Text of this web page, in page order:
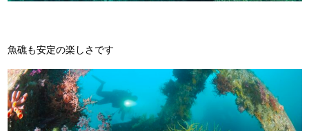
魚礁も安定の楽しさです